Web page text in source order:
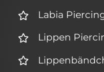
Labia
Lippen